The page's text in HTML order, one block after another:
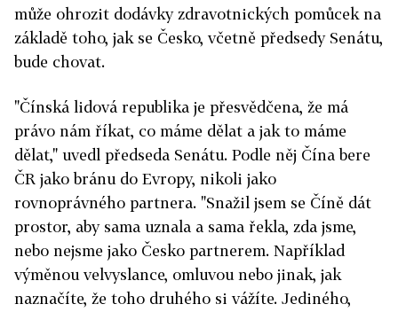
může ohrozit dodávky zdravotnických pomůcek na
základě toho, jak se Česko, včetně předsedy Senátu,
bude chovat.
"Čínská lidová republika je přesvědčena, že má
právo nám říkat, co máme dělat a jak to máme
dělat," uvedl předseda Senátu. Podle něj Čína bere
ČR jako bránu do Evropy, nikoli jako
rovnoprávného partnera. "Snažil jsem se Číně dát
prostor, aby sama uznala a sama řekla, zda jsme,
nebo nejsme jako Česko partnerem. Například
výměnou velvyslance, omluvou nebo jinak, jak
naznačíte, že toho druhého si vážíte. Jediného,